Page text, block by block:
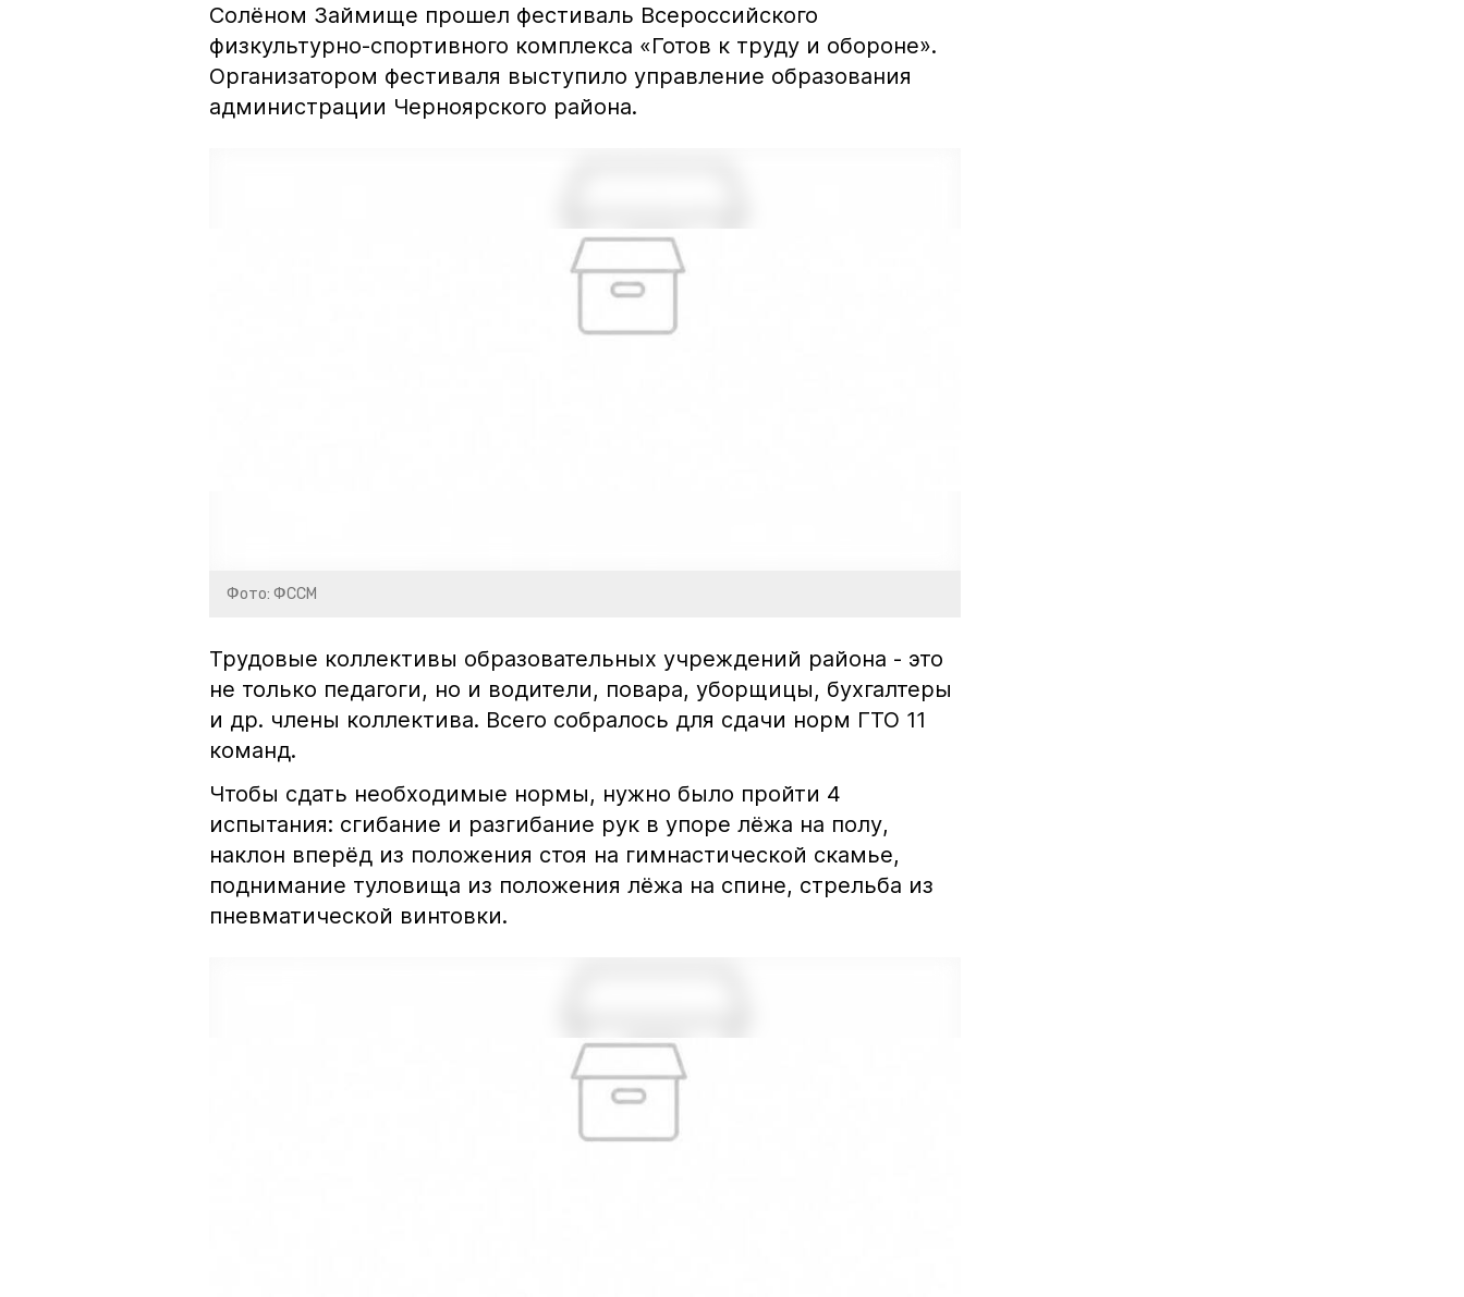
Солёном Займище прошел фестиваль Всероссийского
физкультурно-спортивного комплекса «Готов к труду и обороне».
Организатором фестиваля выступило управление образования
администрации Черноярского района.
Фото: ФССМ
Трудовые коллективы образовательных учреждений района - это
не только педагоги, но и водители, повара, уборщицы, бухгалтеры
и др. члены коллектива. Всего собралось для сдачи норм ГТО 11
команд.
Чтобы сдать необходимые нормы, нужно было пройти 4
испытания: сгибание и разгибание рук в упоре лёжа на полу,
наклон вперёд из положения стоя на гимнастической скамье,
поднимание туловища из положения лёжа на спине, стрельба из
пневматической винтовки.